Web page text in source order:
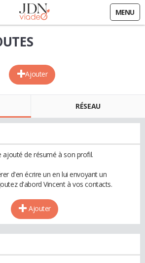
MENU
Ajouter
RÉSEAU
ajouté de résumé à son profil.
d'en écrire un en lui envoyant un
d'abord Vincent à vos contacts.
Ajouter